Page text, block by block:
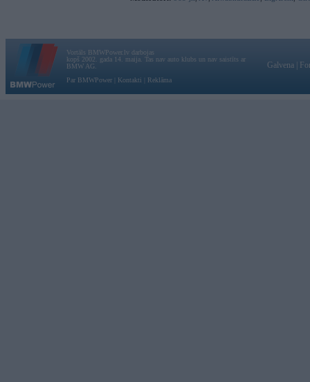
Vortāls BMWPower.lv darbojas
kopš 2002. gada 14. maija. Tas nav auto klubs un nav saistīts ar
BMW AG.
Par BMWPower
Kontakti Reklāma
Galvena